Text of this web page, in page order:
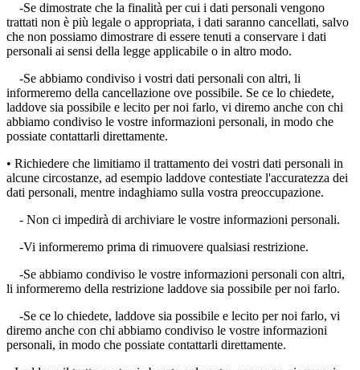
-Se dimostrate che la finalità per cui i dati personali vengono
trattati non è più legale o appropriata, i dati saranno cancellati, salvo
che non possiamo dimostrare di essere tenuti a conservare i dati
personali ai sensi della legge applicabile o in altro modo.
-Se abbiamo condiviso i vostri dati personali con altri, li
informeremo della cancellazione ove possibile. Se ce lo chiedete,
laddove sia possibile e lecito per noi farlo, vi diremo anche con chi
abbiamo condiviso le vostre informazioni personali, in modo che
possiate contattarli direttamente.
• Richiedere che limitiamo il trattamento dei vostri dati personali in
alcune circostanze, ad esempio laddove contestiate l'accuratezza dei
dati personali, mentre indaghiamo sulla vostra preoccupazione.
- Non ci impedirà di archiviare le vostre informazioni personali.
-Vi informeremo prima di rimuovere qualsiasi restrizione.
-Se abbiamo condiviso le vostre informazioni personali con altri,
li informeremo della restrizione laddove sia possibile per noi farlo.
-Se ce lo chiedete, laddove sia possibile e lecito per noi farlo, vi
diremo anche con chi abbiamo condiviso le vostre informazioni
personali, in modo che possiate contattarli direttamente.